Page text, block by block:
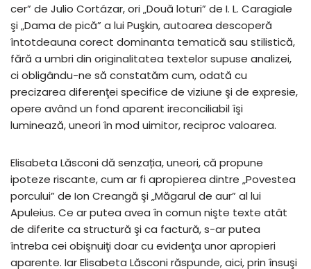
cer” de Julio Cortázar, ori „Două loturi” de I. L. Caragiale
şi „Dama de pică” a lui Puşkin, autoarea descoperă
întotdeauna corect dominanta tematică sau stilistică,
fără a umbri din originalitatea textelor supuse analizei,
ci obligându-ne să constatăm cum, odată cu
precizarea diferenţei specifice de viziune şi de expresie,
opere având un fond aparent ireconciliabil îşi
luminează, uneori în mod uimitor, reciproc valoarea.
Elisabeta Lăsconi dă senzația, uneori, că propune
ipoteze riscante, cum ar fi apropierea dintre „Povestea
porcului” de Ion Creangă şi „Măgarul de aur” al lui
Apuleius. Ce ar putea avea în comun nişte texte atât
de diferite ca structură şi ca factură, s-ar putea
întreba cei obişnuiţi doar cu evidenţa unor apropieri
aparente. Iar Elisabeta Lăsconi răspunde, aici, prin însuşi